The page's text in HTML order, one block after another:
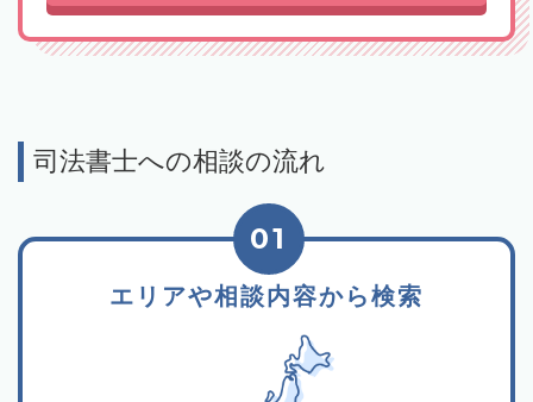
司法書士への相談の流れ
エリアや相談内容から検索
01